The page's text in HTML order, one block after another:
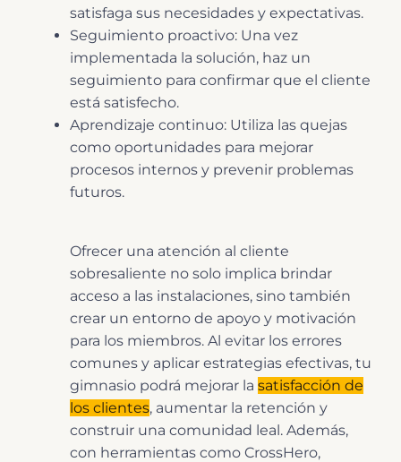
satisfaga sus necesidades y expectativas.
Seguimiento proactivo: Una vez
implementada la solución, haz un
seguimiento para confirmar que el cliente
está satisfecho.
Aprendizaje continuo: Utiliza las quejas
como oportunidades para mejorar
procesos internos y prevenir problemas
futuros.
Ofrecer una atención al cliente
sobresaliente no solo implica brindar
acceso a las instalaciones, sino también
crear un entorno de apoyo y motivación
para los miembros. Al evitar los errores
comunes y aplicar estrategias efectivas, tu
gimnasio podrá mejorar la satisfacción de
los clientes, aumentar la retención y
construir una comunidad leal. Además,
con herramientas como CrossHero,